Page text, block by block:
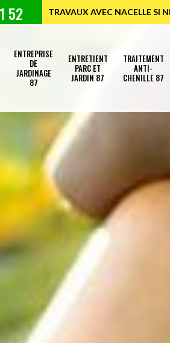
52 TRAVAUX AVEC NACELLE SI
ENTREPRISE
DE
JARDINAGE
87
ENTRETIENT
PARC ET
JARDIN 87
TRAITEMENT
ANTI-
CHENILLE 87